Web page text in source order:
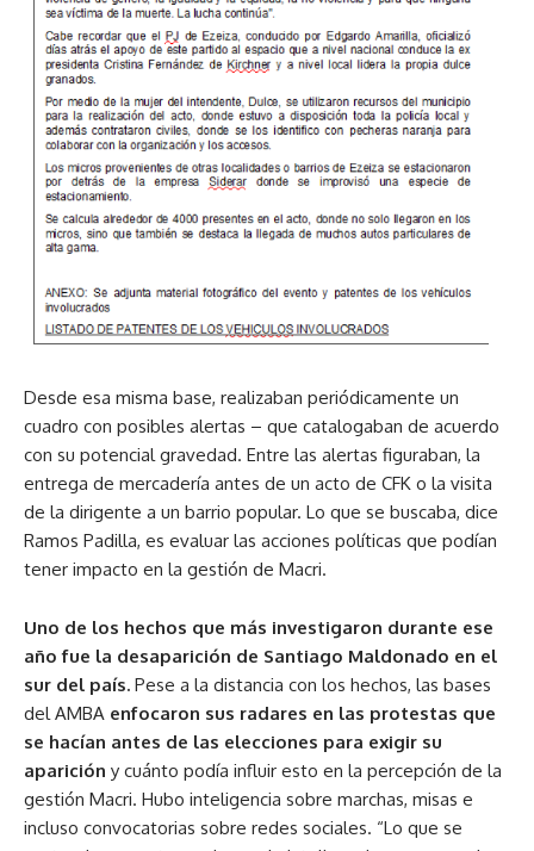
Desde esa misma base, realizaban periódicamente un
cuadro con posibles alertas – que catalogaban de acuerdo
con su potencial gravedad. Entre las alertas figuraban, la
entrega de mercadería antes de un acto de CFK o la visita
de la dirigente a un barrio popular. Lo que se buscaba, dice
Ramos Padilla, es evaluar las acciones políticas que podían
tener impacto en la gestión de Macri.
Uno de los hechos que más investigaron durante ese
año fue la desaparición de Santiago Maldonado en el
sur del país. Pese a la distancia con los hechos, las bases
del AMBA enfocaron sus radares en las protestas que
se hacían antes de las elecciones para exigir su
aparición y cuánto podía influir esto en la percepción de la
gestión Macri. Hubo inteligencia sobre marchas, misas e
incluso convocatorias sobre redes sociales. “Lo que se